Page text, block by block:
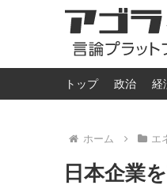
トップ 政治 経
ホーム エ
日本企業